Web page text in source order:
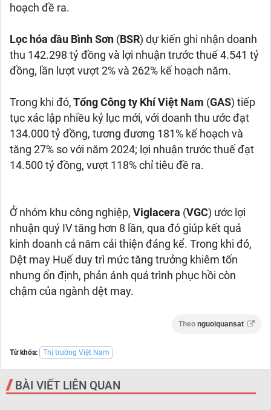
hoạch đề ra.
Lọc hóa dầu Bình Sơn (BSR) dự kiến ghi nhận doanh
thu 142.298 tỷ đồng và lợi nhuận trước thuế 4.541 tỷ
đồng, lần lượt vượt 2% và 262% kế hoạch năm.
Trong khi đó, Tổng Công ty Khí Việt Nam (GAS) tiếp
tục xác lập nhiều kỷ lục mới, với doanh thu ước đạt
134.000 tỷ đồng, tương đương 181% kế hoạch và
tăng 27% so với năm 2024; lợi nhuận trước thuế đạt
14.500 tỷ đồng, vượt 118% chỉ tiêu đề ra.
Ở nhóm khu công nghiệp, Viglacera (VGC) ước lợi
nhuận quý IV tăng hơn 8 lần, qua đó giúp kết quả
kinh doanh cả năm cải thiện đáng kể. Trong khi đó,
Dệt may Huế duy trì mức tăng trưởng khiêm tốn
nhưng ổn định, phản ánh quá trình phục hồi còn
chậm của ngành dệt may.
Theo nguoiquansat
Từ khóa: Thị trường Việt Nam
BÀI VIẾT LIÊN QUAN